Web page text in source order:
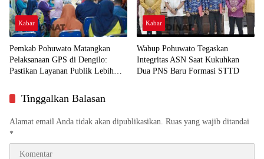
Kabar
Pemkab Pohuwato Matangkan
Pelaksanaan GPS di Dengilo:
Pastikan Layanan Publik Lebih
Kabar
Wabup Pohuwato Tegaskan
Integritas ASN Saat Kukuhkan
Dua PNS Baru Formasi STTD
Tinggalkan Balasan
Alamat email Anda tidak akan dipublikasikan. Ruas yang wajib ditandai
*